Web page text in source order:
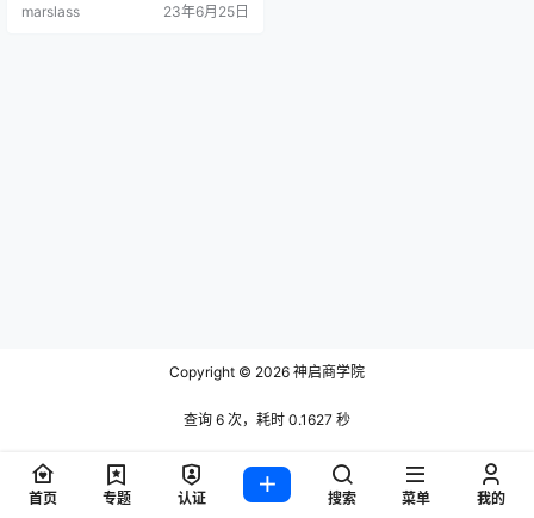
段交易是投资股票市场的一种令人
marslass 23年6月25日
Copyright © 2026 神启商学院
查询 6 次，耗时 0.1627 秒
首页 专题 认证 搜索 菜单 我的